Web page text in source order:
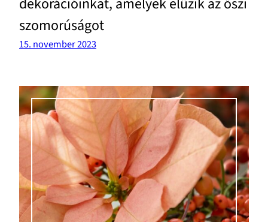
szomorúságot
15. november 2023